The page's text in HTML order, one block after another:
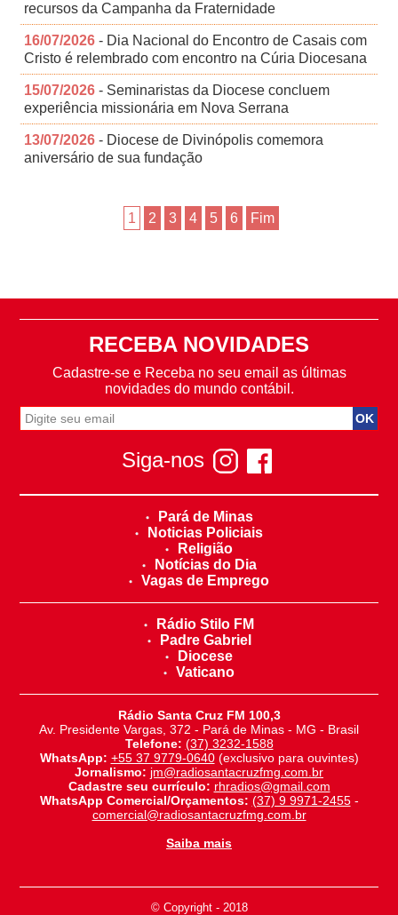
recursos da Campanha da Fraternidade
16/07/2026 - Dia Nacional do Encontro de Casais com
Cristo é relembrado com encontro na Cúria Diocesana
15/07/2026 - Seminaristas da Diocese concluem
experiência missionária em Nova Serrana
13/07/2026 - Diocese de Divinópolis comemora
aniversário de sua fundação
1 2 3 4 5 6 Fim
RECEBA NOVIDADES
Cadastre-se e Receba no seu email as últimas
novidades do mundo contábil.
Siga-nos
Pará de Minas
Noticias Policiais
Religião
Notícias do Dia
Vagas de Emprego
Rádio Stilo FM
Padre Gabriel
Diocese
Vaticano
Rádio Santa Cruz FM 100,3
Av. Presidente Vargas, 372 - Pará de Minas - MG - Brasil
Telefone: (37) 3232-1588
WhatsApp: +55 37 9779-0640(exclusivo para ouvintes)
Jornalismo: jm@radiosantacruzfmg.com.br
Cadastre seu currículo: rhradios@gmail.com
WhatsApp Comercial/Orçamentos: (37) 9 9971-2455-
comercial@radiosantacruzfmg.com.br
Saiba mais
© Copyright - 2018